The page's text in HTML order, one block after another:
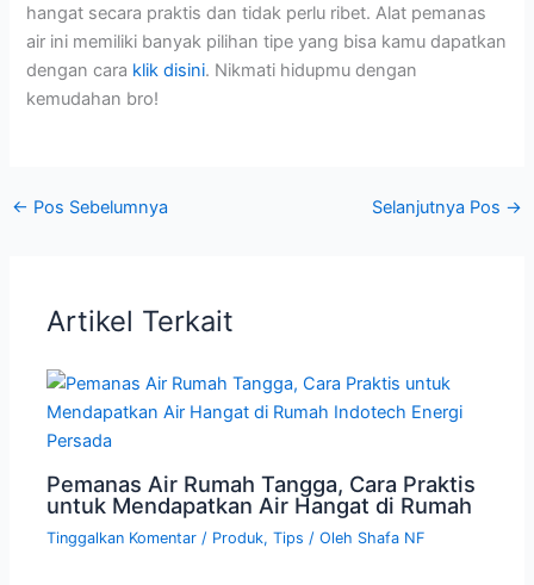
hangat secara praktis dan tidak perlu ribet. Alat pemanas
air ini memiliki banyak pilihan tipe yang bisa kamu dapatkan
dengan cara klik disini. Nikmati hidupmu dengan
kemudahan bro!
← Pos Sebelumnya Selanjutnya Pos →
Artikel Terkait
Pemanas Air Rumah Tangga, Cara Praktis
untuk Mendapatkan Air Hangat di Rumah
Tinggalkan Komentar / Produk,Tips / Oleh Shafa NF